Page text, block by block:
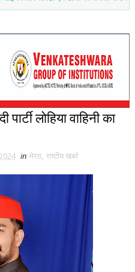
लोहिया वाहिनी का
in मेरठ, राष्टीय खबरे